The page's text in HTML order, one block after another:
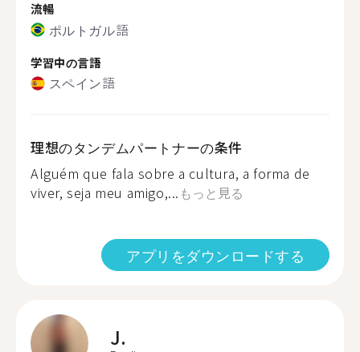
流暢
ポルトガル語
学習中の言語
スペイン語
理想のタンデムパートナーの条件
Alguém que fala sobre a cultura, a forma de
viver, seja meu amigo,... もっと見る
アプリをダウンロードする
J.